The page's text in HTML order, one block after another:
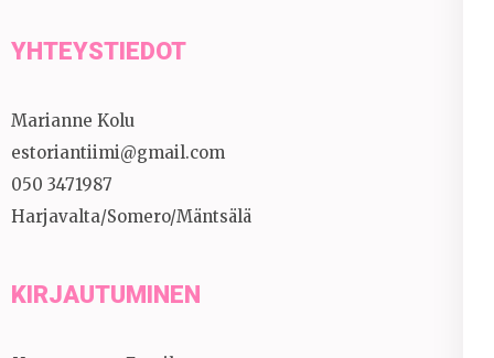
YHTEYSTIEDOT
Marianne Kolu
estoriantiimi@gmail.com
050 3471987
Harjavalta/Somero/Mäntsälä
KIRJAUTUMINEN